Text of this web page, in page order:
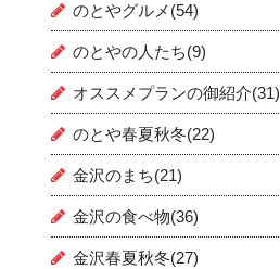
のとやグルメ(54)
のとやの人たち(9)
オススメプランの御紹介(31)
のとや春夏秋冬(22)
金沢のまち(21)
金沢の食べ物(36)
金沢春夏秋冬(27)